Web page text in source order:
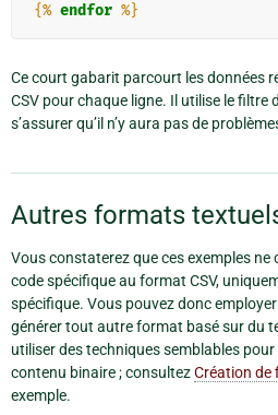
{% endfor %}
Ce court gabarit parcourt les données
CSV pour chaque ligne. Il utilise le filtre
s’assurer qu’il n’y aura pas de
Autres formats
Vous constaterez que ces exemples
code spécifique au format CSV,
spécifique. Vous pouvez donc
générer tout autre format basé sur du
utiliser des techniques semblables pour
contenu binaire ; consultezCréation de
exemple.